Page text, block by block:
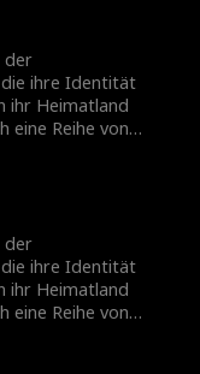
überwunden haben,
und sie
in der
der
die ihre Identität
ihr Heimatland
eine Reihe von
überwunden haben,
und sie
in der
der
die ihre Identität
ihr Heimatland
eine Reihe von